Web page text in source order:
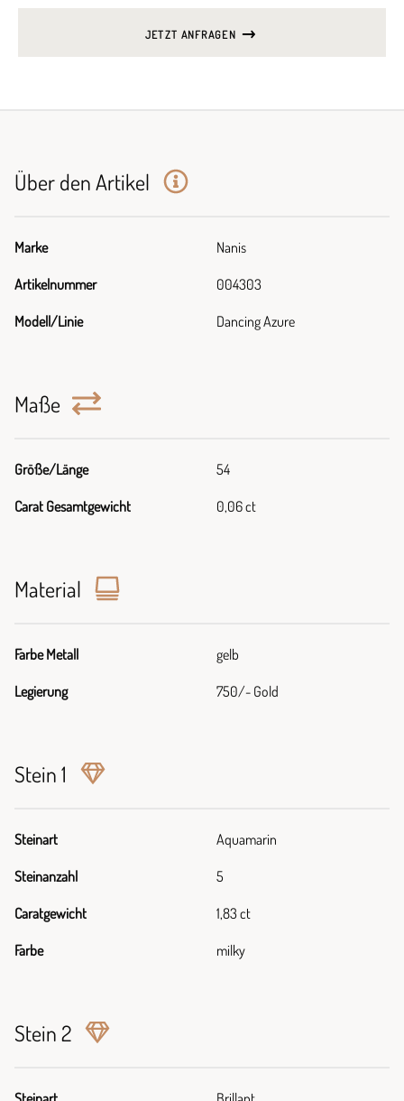
JETZT ANFRAGEN
Über den Artikel
Marke Nanis
Artikelnummer 004303
Modell/Linie Dancing Azure
Maße
Größe/Länge 54
Carat Gesamtgewicht 0,06 ct
Material
Farbe Metall gelb
Legierung 750/- Gold
Stein 1
Steinart Aquamarin
Steinanzahl 5
Caratgewicht 1,83 ct
Farbe milky
Stein 2